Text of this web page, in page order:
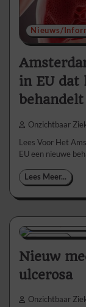
Nieuws/
in EU
behandelt
Onzichtbaar
Lees Voor Het
EU een nieuwe
Lees Meer...
1 min 0
Nieuw
ulcerosa
Onzichtbaar